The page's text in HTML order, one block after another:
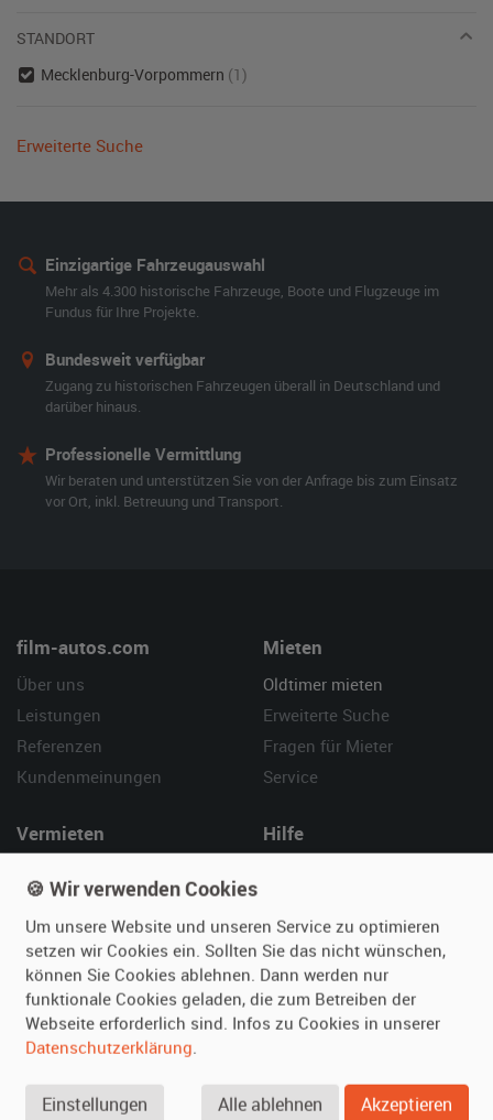
STANDORT
Mecklenburg-Vorpommern (1)
Erweiterte Suche
Einzigartige Fahrzeugauswahl
Mehr als 4.300 historische Fahrzeuge, Boote und Flugzeuge im
Fundus für Ihre Projekte.
Bundesweit verfügbar
Zugang zu historischen Fahrzeugen überall in Deutschland und
darüber hinaus.
Professionelle Vermittlung
Wir beraten und unterstützen Sie von der Anfrage bis zum Einsatz
vor Ort, inkl. Betreuung und Transport.
film-autos.com
Über uns
Leistungen
Referenzen
Kundenmeinungen
Mieten
Oldtimer mieten
Erweiterte Suche
Fragen für Mieter
Service
Vermieten
Fotos senden
Fragen für Vermieter
Inserat verwalten
Hilfe
Kontakt
SPECIAL
Berühmte Filmautos –
🍪 Wir verwenden Cookies
Um unsere Website und unseren Service zu optimieren
setzen wir Cookies ein. Sollten Sie das nicht wünschen,
können Sie Cookies ablehnen. Dann werden nur
funktionale Cookies geladen, die zum Betreiben der
Webseite erforderlich sind. Infos zu Cookies in unserer
Datenschutzerklärung.
Einstellungen Alle ablehnen Akzeptieren